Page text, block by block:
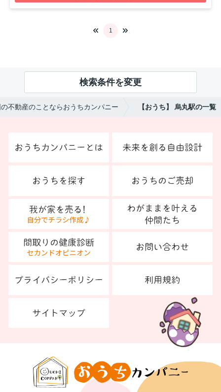
1
検索条件を変更
不動産のことならおうちカンパニー 【おうち】 烏丸駅の一覧